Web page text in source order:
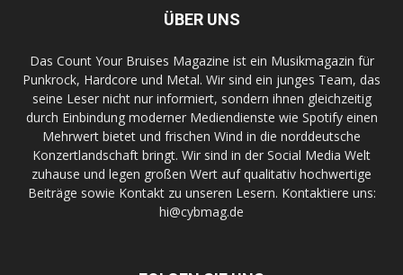
ÜBER UNS
Das Count Your Bruises Magazine ist ein Musikmagazin für
Punkrock, Hardcore und Metal. Wir sind ein junges Team, das
seine Leser nicht nur informiert, sondern ihnen gleichzeitig
durch Einbindung moderner Mediendienste wie Spotify einen
Mehrwert bietet und frischen Wind in die norddeutsche
Konzertlandschaft bringt. Wir sind in der Social Media Welt
zuhause und legen großen Wert auf qualitativ hochwertige
Beiträge sowie Kontakt zu unseren Lesern. Kontaktiere uns:
hi@cybmag.de